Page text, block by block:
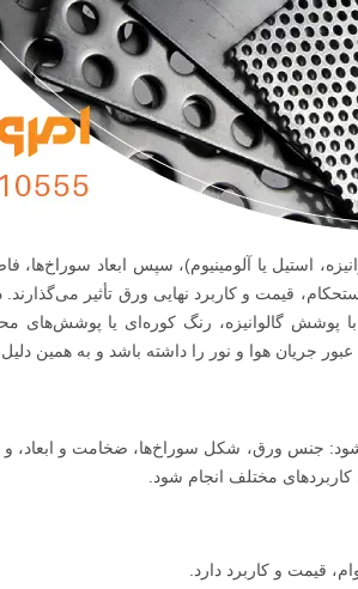
استیل یا آلومینیوم)، سپس ابعاد
قیمت و کاربرد نهایی ورق تأثیر
پوشش گالوانیزه، رنگ کوره‌ای یا پوشش‌های
جریان هوا و نور را داشته باشد و به همین
جنس ورق، شکل سوراخ‌ها، ضخامت و ابعاد، و
مختلف انجام شود.
قیمت و کاربرد دارد.